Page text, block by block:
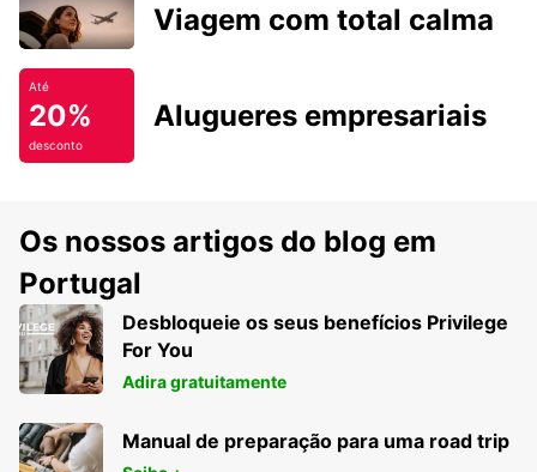
Viagem com total calma
Até
20%
desconto
Alugueres empresariais
Os nossos artigos do blog em
Portugal
Desbloqueie os seus benefícios Privilege
For You
Adira gratuitamente
Manual de preparação para uma road trip